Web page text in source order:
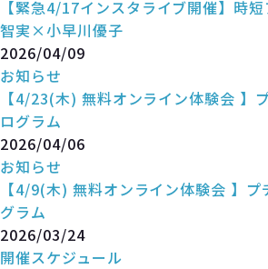
【緊急4/17インスタライブ開催】時
智実×小早川優子
2026/04/09
お知らせ
【4/23(木) 無料オンライン体験会 】
ログラム
2026/04/06
お知らせ
【4/9(木) 無料オンライン体験会 】
グラム
2026/03/24
開催スケジュール